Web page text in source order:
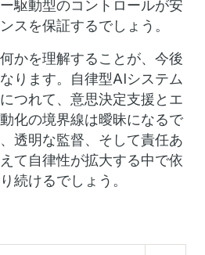
駆動型のコントロールが安
スを保証するでしょう。
かを理解することが、今後
ります。自律型AIシステム
つれて、意思決定支援とエ
化の境界線は曖昧になるで
透明な監督、そして責任あ
て自律性が拡大する中で依
続けるでしょう。